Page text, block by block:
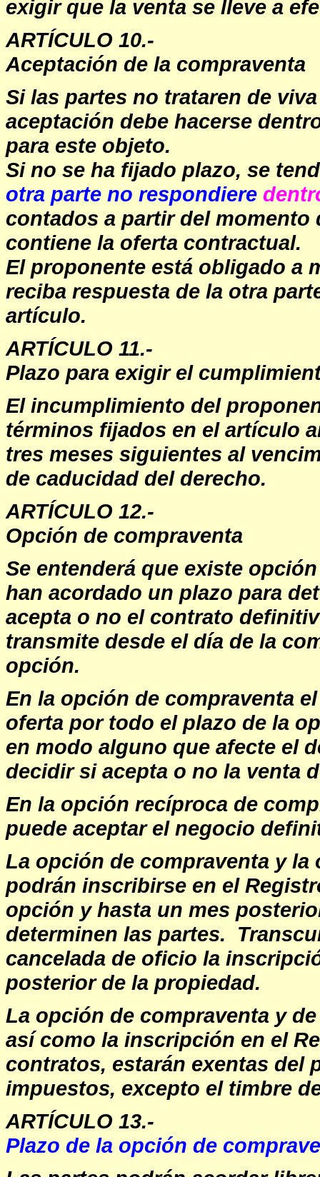
exigir que la venta se lleve a
ARTÍCULO 10.-
Aceptación de la compraventa
Si las partes no trataren de
aceptación debe hacerse
para este objeto.
Si no se ha fijado plazo, se
otra parte no respondiere
contados a partir del
contiene la oferta contractual.
El proponente está obligado a
reciba respuesta de la otra
artículo.
ARTÍCULO 11.-
Plazo para exigir el
El incumplimiento del
términos fijados en el artículo
tres meses siguientes al
de caducidad del derecho.
ARTÍCULO 12.-
Opción de compraventa
Se entenderá que existe
han acordado un plazo para
acepta o no el contrato
transmite desde el día de la
opción.
En la opción de compraventa
oferta por todo el plazo de la
en modo alguno que afecte el
decidir si acepta o no la venta
En la opción recíproca de
puede aceptar el negocio
La opción de compraventa y
podrán inscribirse en el
opción y hasta un mes
determinen las partes.
cancelada de oficio la
posterior de la propiedad.
La opción de compraventa y
así como la inscripción en el
contratos, estarán exentas del
impuestos, excepto el timbre
ARTÍCULO 13.-
Plazo de la opción de